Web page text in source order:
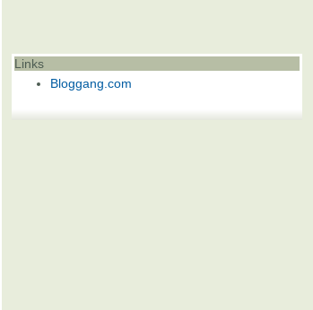
Links
Bloggang.com